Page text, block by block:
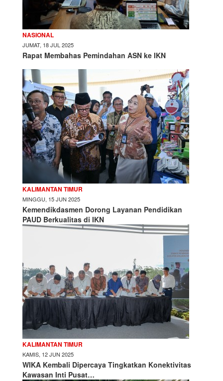
NASIONAL
JUMAT, 18 JUL 2025
Rapat Membahas Pemindahan ASN ke IKN
KALIMANTAN TIMUR
MINGGU, 15 JUN 2025
Kemendikdasmen Dorong Layanan Pendidikan
PAUD Berkualitas di IKN
KALIMANTAN TIMUR
KAMIS, 12 JUN 2025
WIKA Kembali Dipercaya Tingkatkan Konektivitas
Kawasan Inti Pusat…